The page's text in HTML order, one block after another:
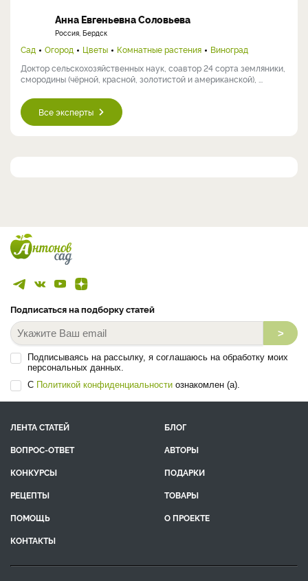
Анна Евгеньевна Соловьева
Россия, Бердск
Сад Огород Цветы Комнатные растения
Виноград
Доктор сельскохозяйственных наук, соавтор 24 сорта земляники,
смородины (чёрной, красной, золотистой и американской), ...
Все эксперты
Подписаться на подборку статей
>
Подписываясь на рассылку, я соглашаюсь на обработку моих
персональных данных.
С Политикой конфиденциальности ознакомлен (а).
ЛЕНТА СТАТЕЙ
БЛОГ
ВОПРОС-ОТВЕТ
АВТОРЫ
КОНКУРСЫ
ПОДАРКИ
РЕЦЕПТЫ
ТОВАРЫ
ПОМОЩЬ
О ПРОЕКТЕ
КОНТАКТЫ